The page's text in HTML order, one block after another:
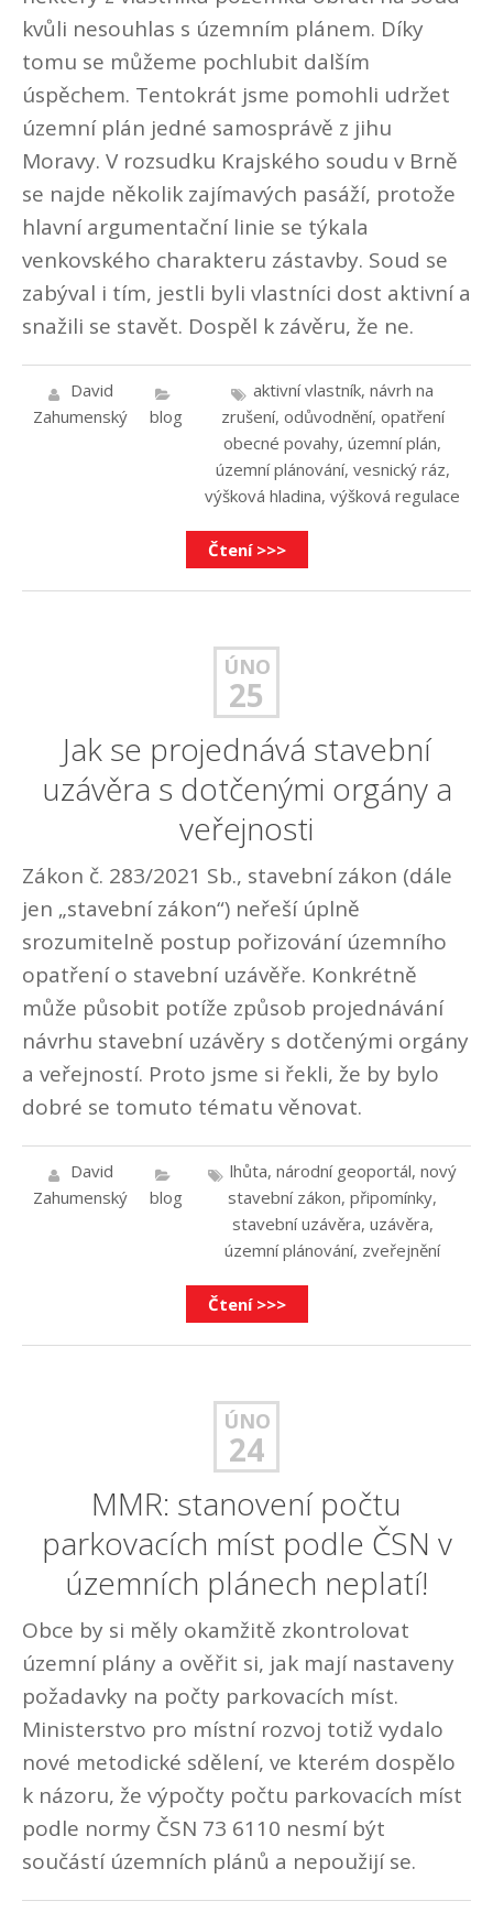
kvůli nesouhlas s územním plánem. Díky
tomu se můžeme pochlubit dalším
úspěchem. Tentokrát jsme pomohli udržet
územní plán jedné samosprávě z jihu
Moravy. V rozsudku Krajského soudu v Brně
se najde několik zajímavých pasáží, protože
hlavní argumentační linie se týkala
venkovského charakteru zástavby. Soud se
zabýval i tím, jestli byli vlastníci dost aktivní a
snažili se stavět. Dospěl k závěru, že ne.
David
Zahumenský
blog
aktivní vlastník, návrh na
zrušení, odůvodnění, opatření
obecné povahy, územní plán,
územní plánování, vesnický ráz,
výšková hladina, výšková regulace
Čtení >>>
ÚNO
25
Jak se projednává stavební
uzávěra s dotčenými orgány a
veřejnosti
Zákon č. 283/2021 Sb., stavební zákon (dále
jen „stavební zákon“) neřeší úplně
srozumitelně postup pořizování územního
opatření o stavební uzávěře. Konkrétně
může působit potíže způsob projednávání
návrhu stavební uzávěry s dotčenými orgány
a veřejností. Proto jsme si řekli, že by bylo
dobré se tomuto tématu věnovat.
David
Zahumenský
blog
lhůta, národní geoportál, nový
stavební zákon, připomínky,
stavební uzávěra, uzávěra,
územní plánování, zveřejnění
Čtení >>>
ÚNO
24
MMR: stanovení počtu
parkovacích míst podle ČSN v
územních plánech neplatí!
Obce by si měly okamžitě zkontrolovat
územní plány a ověřit si, jak mají nastaveny
požadavky na počty parkovacích míst.
Ministerstvo pro místní rozvoj totiž vydalo
nové metodické sdělení, ve kterém dospělo
k názoru, že výpočty počtu parkovacích míst
podle normy ČSN 73 6110 nesmí být
součástí územních plánů a nepoužijí se.